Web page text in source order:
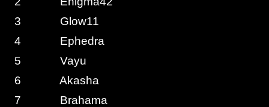
3 Glow11
4 Ephedra
5 Vayu
6 Akasha
7 Brahama